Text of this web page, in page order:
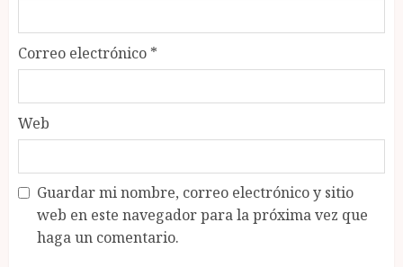
Correo electrónico *
Web
Guardar mi nombre, correo electrónico y sitio
web en este navegador para la próxima vez que
haga un comentario.